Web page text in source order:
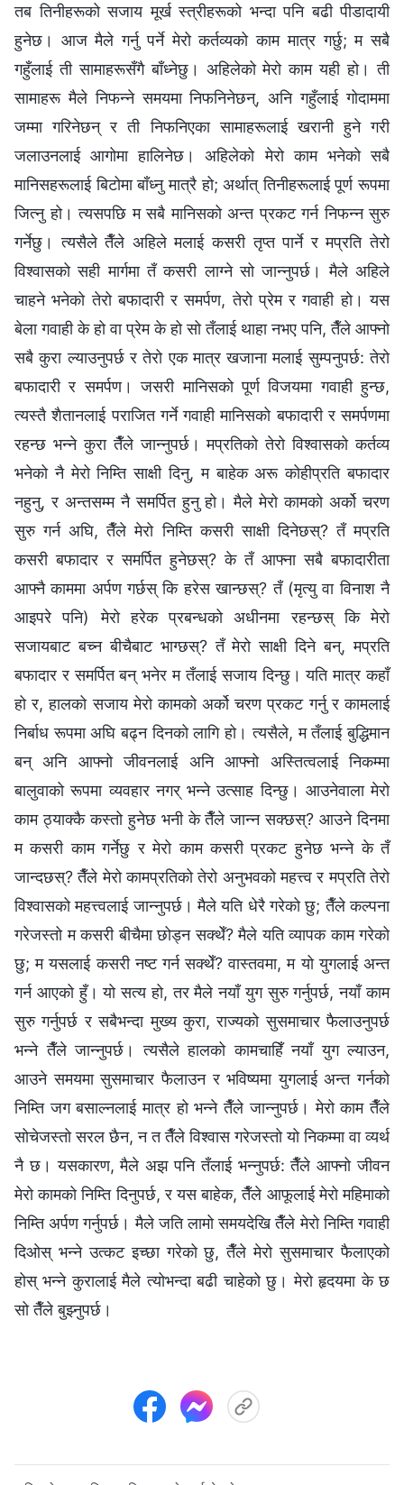
तब तिनीहरूको सजाय मूर्ख स्‍त्रीहरूको भन्दा पनि बढी पीडादायी
हुनेछ। आज मैले गर्नु पर्ने मेरो कर्तव्यको काम मात्र गर्छु; म सबै
गहुँलाई ती सामाहरूसँगै बाँध्नेछु। अहिलेको मेरो काम यही हो। ती
सामाहरू मैले निफन्ने समयमा निफनिनेछन्, अनि गहुँलाई गोदाममा
जम्मा गरिनेछन् र ती निफनिएका सामाहरूलाई खरानी हुने गरी
जलाउनलाई आगोमा हालिनेछ। अहिलेको मेरो काम भनेको सबै
मानिसहरूलाई बिटोमा बाँध्नु मात्रै हो; अर्थात् तिनीहरूलाई पूर्ण रूपमा
जित्नु हो। त्यसपछि म सबै मानिसको अन्त प्रकट गर्न निफन्न सुरु
गर्नेछु। त्यसैले तैँले अहिले मलाई कसरी तृप्‍त पार्ने र मप्रति तेरो
विश्‍वासको सही मार्गमा तँ कसरी लाग्ने सो जान्नुपर्छ। मैले अहिले
चाहने भनेको तेरो बफादारी र समर्पण, तेरो प्रेम र गवाही हो। यस
बेला गवाही के हो वा प्रेम के हो सो तँलाई थाहा नभए पनि, तैँले आफ्‍नो
सबै कुरा ल्याउनुपर्छ र तेरो एक मात्र खजाना मलाई सुम्पनुपर्छ: तेरो
बफादारी र समर्पण। जसरी मानिसको पूर्ण विजयमा गवाही हुन्छ,
त्यस्तै शैतानलाई पराजित गर्ने गवाही मानिसको बफादारी र समर्पणमा
रहन्छ भन्‍ने कुरा तैँले जान्नुपर्छ। मप्रतिको तेरो विश्‍वासको कर्तव्य
भनेको नै मेरो निम्ति साक्षी दिनु, म बाहेक अरू कोहीप्रति बफादार
नहुनु, र अन्तसम्म नै समर्पित हुनु हो। मैले मेरो कामको अर्को चरण
सुरु गर्न अघि, तैँले मेरो निम्ति कसरी साक्षी दिनेछस्? तँ मप्रति
कसरी बफादार र समर्पित हुनेछस्? के तँ आफ्‍ना सबै बफादारीता
आफ्नै काममा अर्पण गर्छस् कि हरेस खान्छस्? तँ (मृत्यु वा विनाश नै
आइपरे पनि) मेरो हरेक प्रबन्धको अधीनमा रहन्छस् कि मेरो
सजायबाट बच्न बीचैबाट भाग्छस्? तँ मेरो साक्षी दिने बन्, मप्रति
बफादार र समर्पित बन् भनेर म तँलाई सजाय दिन्छु। यति मात्र कहाँ
हो र, हालको सजाय मेरो कामको अर्को चरण प्रकट गर्नु र कामलाई
निर्बाध रूपमा अघि बढ्न दिनको लागि हो। त्यसैले, म तँलाई बुद्धिमान
बन् अनि आफ्नो जीवनलाई अनि आफ्नो अस्तित्वलाई निकम्मा
बालुवाको रूपमा व्यवहार नगर् भन्‍ने उत्साह दिन्छु। आउनेवाला मेरो
काम ठ्याक्कै कस्तो हुनेछ भनी के तैँले जान्न सक्छस्? आउने दिनमा
म कसरी काम गर्नेछु र मेरो काम कसरी प्रकट हुनेछ भन्‍ने के तँ
जान्दछस्? तैँले मेरो कामप्रतिको तेरो अनुभवको महत्त्व र मप्रति तेरो
विश्‍वासको महत्त्वलाई जान्नुपर्छ। मैले यति धेरै गरेको छु; तैँले कल्पना
गरेजस्तो म कसरी बीचैमा छोड्न सक्थेँ? मैले यति व्यापक काम गरेको
छु; म यसलाई कसरी नष्ट गर्न सक्थेँ? वास्तवमा, म यो युगलाई अन्त
गर्न आएको हुँ। यो सत्य हो, तर मैले नयाँ युग सुरु गर्नुपर्छ, नयाँ काम
सुरु गर्नुपर्छ र सबैभन्दा मुख्य कुरा, राज्यको सुसमाचार फैलाउनुपर्छ
भन्‍ने तैँले जान्नुपर्छ। त्यसैले हालको कामचाहिँ नयाँ युग ल्याउन,
आउने समयमा सुसमाचार फैलाउन र भविष्यमा युगलाई अन्त गर्नको
निम्ति जग बसाल्नलाई मात्र हो भन्‍ने तैँले जान्नुपर्छ। मेरो काम तैँले
सोचेजस्तो सरल छैन, न त तैँले विश्‍वास गरेजस्तो यो निकम्मा वा व्यर्थ
नै छ। यसकारण, मैले अझ पनि तँलाई भन्नुपर्छ: तैँले आफ्नो जीवन
मेरो कामको निम्ति दिनुपर्छ, र यस बाहेक, तैँले आफूलाई मेरो महिमाको
निम्ति अर्पण गर्नुपर्छ। मैले जति लामो समयदेखि तैँले मेरो निम्ति गवाही
दिओस् भन्‍ने उत्कट इच्छा गरेको छु, तैँले मेरो सुसमाचार फैलाएको
होस् भन्‍ने कुरालाई मैले त्योभन्दा बढी चाहेको छु। मेरो हृदयमा के छ
सो तैँले बुझ्नुपर्छ।